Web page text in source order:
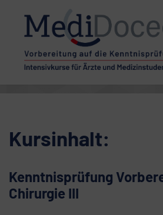
Kursinhalt:
Kenntnisprüfung
Chirurgie III